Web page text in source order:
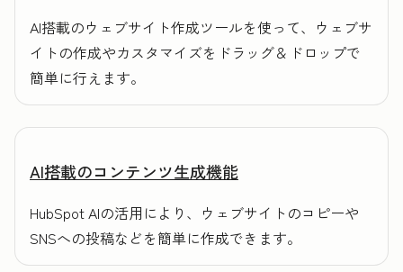
AI搭載のウェブサイト作成ツールを使って、ウェブサ
イトの作成やカスタマイズをドラッグ＆ドロップで
簡単に行えます。
AI搭載のコンテンツ生成機能
HubSpot AIの活用により、ウェブサイトのコピーや
SNSへの投稿などを簡単に作成できます。